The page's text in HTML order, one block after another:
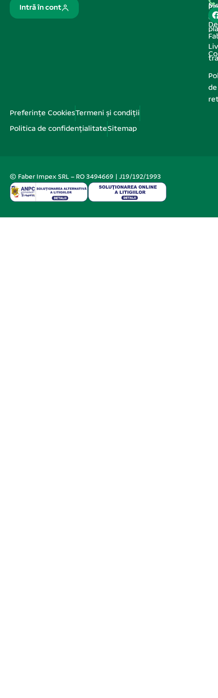
Intră în cont
de
de
Preferințe CookiesTermeni și condiții
Politica de confidențialitateSitemap
© Faber Impex SRL – RO 3494669 | J19/192/1993